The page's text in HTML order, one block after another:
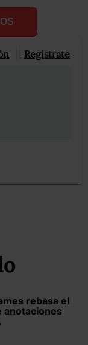
Registrate
rebasa el
anotaciones